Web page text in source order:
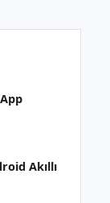
Akıllı